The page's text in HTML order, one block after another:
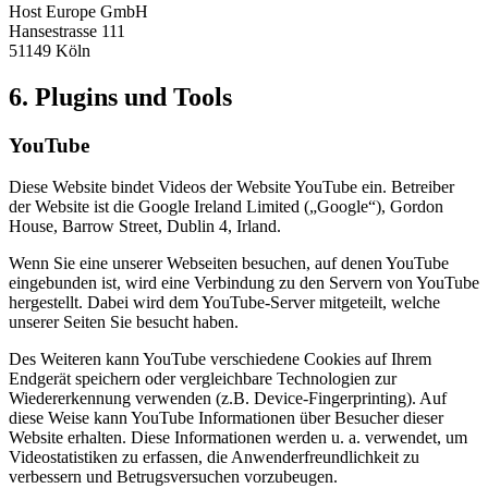
Host Europe GmbH
Hansestrasse 111
51149 Köln
6. Plugins und Tools
YouTube
Diese Website bindet Videos der Website YouTube ein. Betreiber
der Website ist die Google Ireland Limited („Google“), Gordon
House, Barrow Street, Dublin 4, Irland.
Wenn Sie eine unserer Webseiten besuchen, auf denen YouTube
eingebunden ist, wird eine Verbindung zu den Servern von YouTube
hergestellt. Dabei wird dem YouTube-Server mitgeteilt, welche
unserer Seiten Sie besucht haben.
Des Weiteren kann YouTube verschiedene Cookies auf Ihrem
Endgerät speichern oder vergleichbare Technologien zur
Wiedererkennung verwenden (z.B. Device-Fingerprinting). Auf
diese Weise kann YouTube Informationen über Besucher dieser
Website erhalten. Diese Informationen werden u. a. verwendet, um
Videostatistiken zu erfassen, die Anwenderfreundlichkeit zu
verbessern und Betrugsversuchen vorzubeugen.